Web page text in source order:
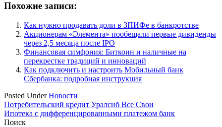
Похожие записи:
Как нужно продавать доли в ЗПИФе в банкротстве
Акционерам «Элемента» пообещали первые дивиденды
через 2,5 месяца после IPO
Финансовая симфония: Биткоин и наличные на
перекрестке традиций и инноваций
Как подключить и настроить Мобильный банк
Сбербанка: подробная инструкция
Posted UnderНовости
Навигация
по
Потребительский кредит Уралсиб Все Свои
Ипотека с дифференцированными платежом банк
Поиск